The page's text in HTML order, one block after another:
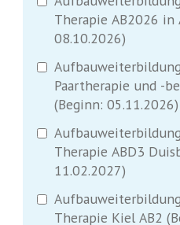
Therapie AB2026 in
08.10.2026)
Paartherapie und -
(Beginn: 05.11.2026)
Therapie ABD3
11.02.2027)
Therapie Kiel AB2